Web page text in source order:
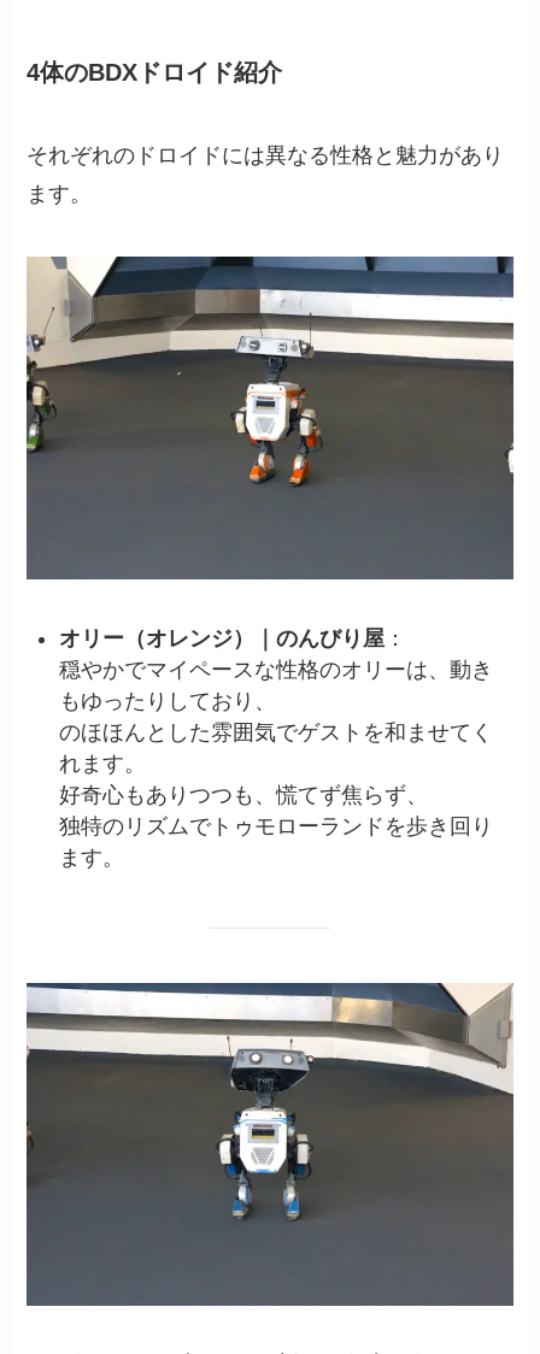
4体のBDXドロイド紹介
それぞれのドロイドには異なる性格と魅力があり
ます。
オリー（オレンジ）｜のんびり屋 ：
穏やかでマイペースな性格のオリーは、動き
もゆったりしており、
のほほんとした雰囲気でゲストを和ませてく
れます。
好奇心もありつつも、慌てず焦らず、
独特のリズムでトゥモローランドを歩き回り
ます。